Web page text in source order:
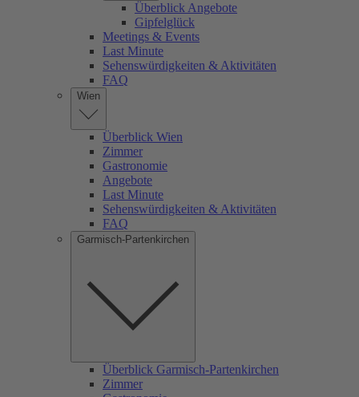
Überblick Angebote
Gipfelglück
Meetings & Events
Last Minute
Sehenswürdigkeiten & Aktivitäten
FAQ
Wien
Überblick Wien
Zimmer
Gastronomie
Angebote
Last Minute
Sehenswürdigkeiten & Aktivitäten
FAQ
Garmisch-Partenkirchen
Überblick Garmisch-Partenkirchen
Zimmer